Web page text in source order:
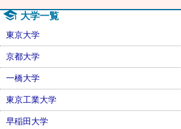
大学一覧
東京大学
京都大学
一橋大学
東京工業大学
早稲田大学